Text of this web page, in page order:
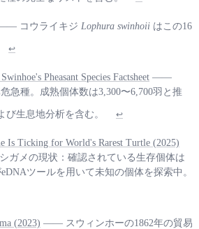
コウライキジ Lophura swinhoii はこの16
↩
Pheasant Species Factsheet ——
急種。成熟個体数は3,300〜6,700羽と推
び生息地分析を含む。 ↩
Is Ticking for World's Rarest Turtle (2025)
メの現状：確認されている生存個体は
ツールを用いて未知の個体を探索中。
(2023) —— スウィンホーの1862年の貿易